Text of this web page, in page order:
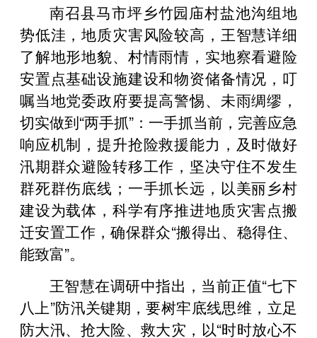
南召县马市坪乡竹园庙村盐池沟组地
势低洼，地质灾害风险较高，王智慧详细
了解地形地貌、村情雨情，实地察看避险
安置点基础设施建设和物资储备情况，叮
嘱当地党委政府要提高警惕、未雨绸缪，
切实做到“两手抓”：一手抓当前，完善应急
响应机制，提升抢险救援能力，及时做好
汛期群众避险转移工作，坚决守住不发生
群死群伤底线；一手抓长远，以美丽乡村
建设为载体，科学有序推进地质灾害点搬
迁安置工作，确保群众“搬得出、稳得住、
能致富”。
王智慧在调研中指出，当前正值“七下
八上”防汛关键期，要树牢底线思维，立足
防大汛、抢大险、救大灾，以“时时放心不